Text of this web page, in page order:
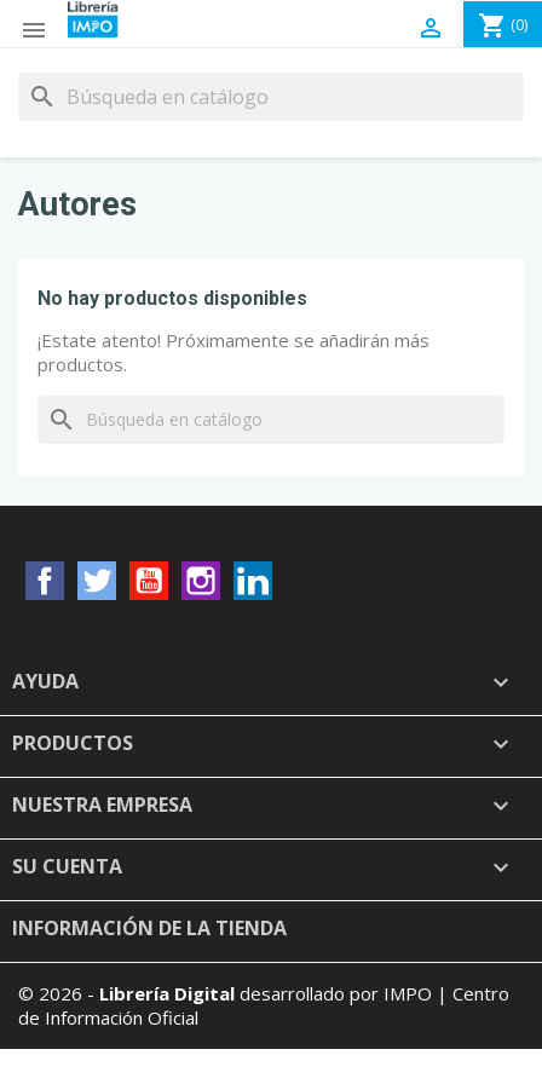
 shopping_cart (0)

search
No hay productos disponibles
¡Estate atento! Próximamente se añadirán más
productos.
search
FacebookTwitter YouTubeInstagram
AYUDA 
PRODUCTOS 
NUESTRA EMPRESA 
SU CUENTA 
INFORMACIÓN DE LA TIENDA
© 2026 - Librería Digital desarrollado por IMPO | Centro
de Información Oficial